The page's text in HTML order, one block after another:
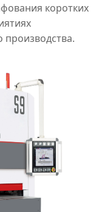
коротких
производства.